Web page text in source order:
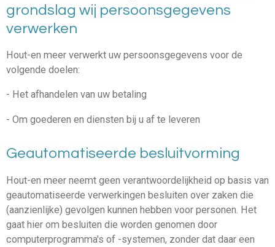
grondslag wij persoonsgegevens
verwerken
Hout-en meer verwerkt uw persoonsgegevens voor de
volgende doelen:
- Het afhandelen van uw betaling
- Om goederen en diensten bij u af te leveren
Geautomatiseerde besluitvorming
Hout-en meer neemt geen verantwoordelijkheid op basis van
geautomatiseerde verwerkingen besluiten over zaken die
(aanzienlijke) gevolgen kunnen hebben voor personen. Het
gaat hier om besluiten die worden genomen door
computerprogramma's of -systemen, zonder dat daar een